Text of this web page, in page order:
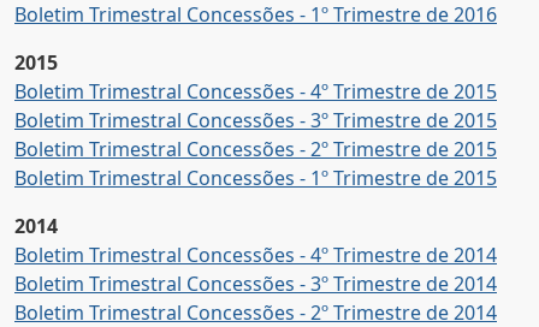
Boletim Trimestral Concessões - 1º Trimestre de 2016
2015
Boletim Trimestral Concessões - 4º Trimestre de 2015
Boletim Trimestral Concessões - 3º Trimestre de 2015
Boletim Trimestral Concessões - 2º Trimestre de 2015
Boletim Trimestral Concessões - 1º Trimestre de 2015
2014
Boletim Trimestral Concessões - 4º Trimestre de 2014
Boletim Trimestral Concessões - 3º Trimestre de 2014
Boletim Trimestral Concessões - 2º Trimestre de 2014